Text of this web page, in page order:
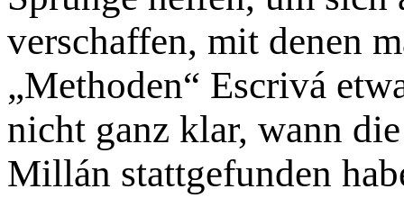
verschaffen, mit denen
„Methoden“ Escrivá
nicht ganz klar, wann
Millán stattgefunden